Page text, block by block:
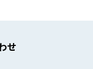
せ